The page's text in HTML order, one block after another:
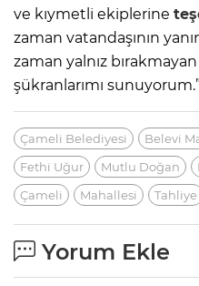
ve kıymetli ekiplerine
zaman vatandaşının
zaman yalnız bırakmayan
şükranlarımı
Çameli Belediyesi Belevi
Fethi Uğur
Mutlu Doğan
Çameli
Mahallesi Tahliye
Yorum Ekle